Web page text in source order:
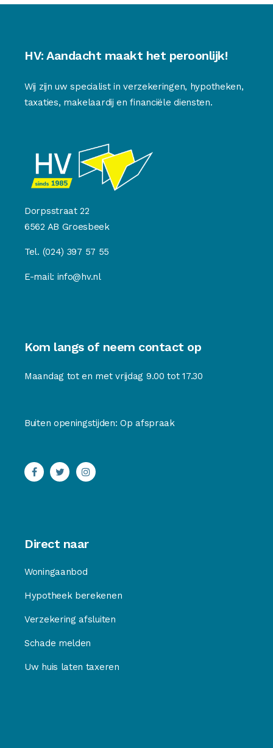
HV: Aandacht maakt het peroonlijk!
Wij zijn uw specialist in verzekeringen, hypotheken,
taxaties, makelaardij en financiële diensten.
Dorpsstraat 22
6562 AB Groesbeek
Tel. (024) 397 57 55
E-mail: info@hv.nl
Kom langs of neem contact op
Maandag tot en met vrijdag 9.00 tot 17.30
Buiten openingstijden: Op afspraak
Direct naar
Woningaanbod
Hypotheek berekenen
Verzekering afsluiten
Schade melden
Uw huis laten taxeren